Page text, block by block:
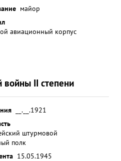
майор
авиационный корпус
войны II степени
__.__.1921
штурмовой
полк
15.05.1945